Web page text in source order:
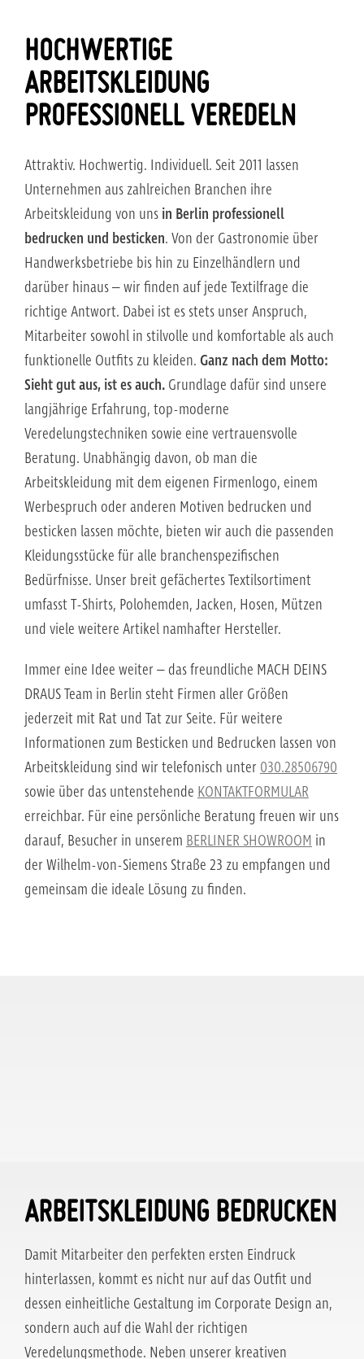
HOCHWERTIGE
ARBEITSKLEIDUNG
PROFESSIONELL VEREDELN
Attraktiv. Hochwertig. Individuell. Seit 2011 lassen
Unternehmen aus zahlreichen Branchen ihre
Arbeitskleidung von uns in Berlin professionell
bedrucken und besticken. Von der Gastronomie über
Handwerksbetriebe bis hin zu Einzelhändlern und
darüber hinaus – wir finden auf jede Textilfrage die
richtige Antwort. Dabei ist es stets unser Anspruch,
Mitarbeiter sowohl in stilvolle und komfortable als auch
funktionelle Outfits zu kleiden. Ganz nach dem Motto:
Sieht gut aus, ist es auch. Grundlage dafür sind unsere
langjährige Erfahrung, top-moderne
Veredelungstechniken sowie eine vertrauensvolle
Beratung. Unabhängig davon, ob man die
Arbeitskleidung mit dem eigenen Firmenlogo, einem
Werbespruch oder anderen Motiven bedrucken und
besticken lassen möchte, bieten wir auch die passenden
Kleidungsstücke für alle branchenspezifischen
Bedürfnisse. Unser breit gefächertes Textilsortiment
umfasst T-Shirts, Polohemden, Jacken, Hosen, Mützen
und viele weitere Artikel namhafter Hersteller.
Immer eine Idee weiter – das freundliche MACH DEINS
DRAUS Team in Berlin steht Firmen aller Größen
jederzeit mit Rat und Tat zur Seite. Für weitere
Informationen zum Besticken und Bedrucken lassen von
Arbeitskleidung sind wir telefonisch unter 030.28506790
sowie über das untenstehende KONTAKTFORMULAR
erreichbar. Für eine persönliche Beratung freuen wir uns
darauf, Besucher in unserem BERLINER SHOWROOM in
der Wilhelm-von-Siemens Straße 23 zu empfangen und
gemeinsam die ideale Lösung zu finden.
ARBEITSKLEIDUNG BEDRUCKEN
Damit Mitarbeiter den perfekten ersten Eindruck
hinterlassen, kommt es nicht nur auf das Outfit und
dessen einheitliche Gestaltung im Corporate Design an,
sondern auch auf die Wahl der richtigen
Veredelungsmethode. Neben unserer kreativen